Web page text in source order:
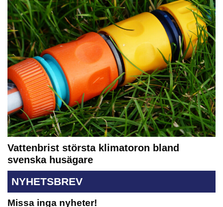
Vattenbrist största klimatoron bland
svenska husägare
NYHETSBREV
Missa inga nyheter!